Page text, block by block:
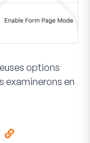
options
examinerons en